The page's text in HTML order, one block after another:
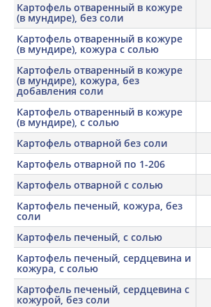
Картофель отваренный в кожуре
(в мундире), без соли
Картофель отваренный в кожуре
(в мундире), кожура с солью
Картофель отваренный в кожуре
(в мундире), кожура, без
добавления соли
Картофель отваренный в кожуре
(в мундире), с солью
Картофель отварной без соли
Картофель отварной по 1-206
Картофель отварной с солью
Картофель печеный, кожура, без
соли
Картофель печеный, с солью
Картофель печеный, сердцевина и
кожура, с солью
Картофель печеный, сердцевина с
кожурой, без соли